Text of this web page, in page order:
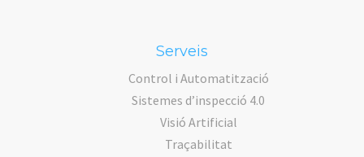
Serveis
Control i Automatització
Sistemes d’inspecció 4.0
Visió Artificial
Traçabilitat